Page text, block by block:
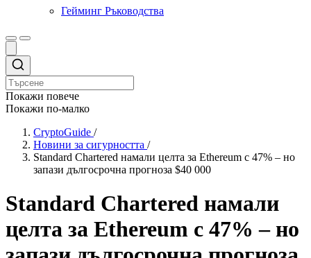
Гейминг Ръководства
Покажи повече
Покажи по-малко
CryptoGuide /
Новини за сигурността /
Standard Chartered намали целта за Ethereum с 47% – но
запази дългосрочна прогноза $40 000
Standard Chartered намали
целта за Ethereum с 47% – но